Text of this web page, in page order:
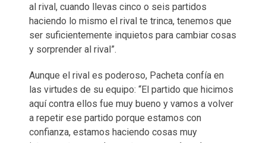
al rival, cuando llevas cinco o seis partidos
haciendo lo mismo el rival te trinca, tenemos que
ser suficientemente inquietos para cambiar cosas
y sorprender al rival”.
Aunque el rival es poderoso, Pacheta confía en
las virtudes de su equipo: “El partido que hicimos
aquí contra ellos fue muy bueno y vamos a volver
a repetir ese partido porque estamos con
confianza, estamos haciendo cosas muy